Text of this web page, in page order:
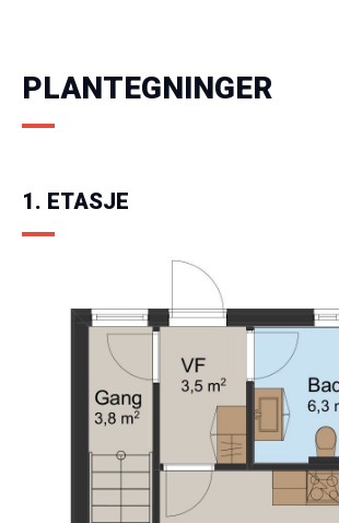
PLANTEGNINGER
1. ETASJE